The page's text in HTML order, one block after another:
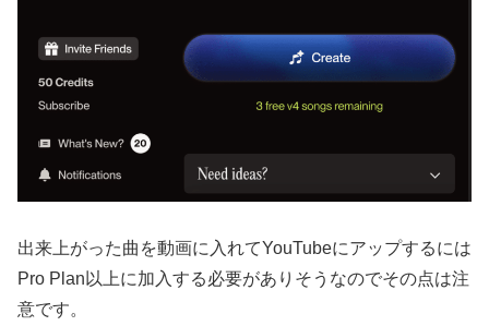
出来上がった曲を動画に入れてYouTubeにアップするには
Pro Plan以上に加入する必要がありそうなのでその点は注
意です。